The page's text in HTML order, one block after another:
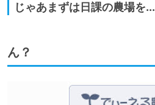
じゃあまずは日課の農場を...
ん？